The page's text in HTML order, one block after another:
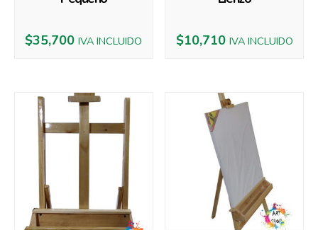
$35,700 IVA INCLUIDO $10,710 IVA INCLUIDO